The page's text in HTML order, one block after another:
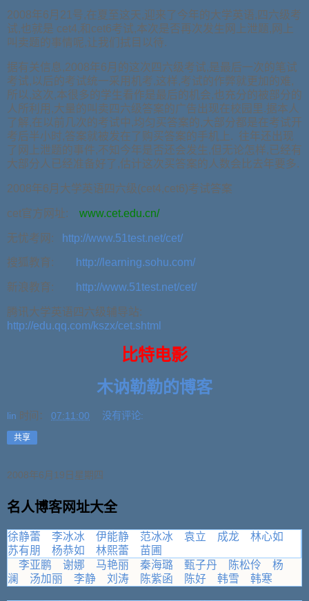
2008年6月21号,在夏至这天,迎来了今年的大学英语,四六级考
试,也就是 cet4,和cet6考试,本次是否再次发生网上泄题,网上
叫卖题的事情呢,让我们拭目以待.
据有关信息,2008年6月的这次四六级考试,是最后一次的笔试
考试,以后的考试统一采用机考,这样,考试的作弊就更加的难,
所以,这次,本很多的学生看作是最后的机会,也充分的被部分的
人所利用,大量的叫卖四六级答案的广告出现在校园里.据本人
了解,在以前几次的考试中,均匀买答案的,大部分都是在考试开
考后半小时,答案就被发在了购买答案的手机上. 往年还出现
了网上泄题的事件,不知今年是否还会发生,但无论怎样,已经有
大部分人已经准备好了,估计这次买答案的人数会比去年要多.
2008年6月大学英语四六级(cet4,cet6)考试答案
cet官方网址: www.cet.edu.cn/
无忧考网: http://www.51test.net/cet/
搜狐教育: http://learning.sohu.com/
新浪教育: http://www.51test.net/cet/
腾讯大学英语四六级辅导站:
http://edu.qq.com/kszx/cet.shtml
比特电影
木讷勒勒的博客
lin 时间： 07:11:00 没有评论:
共享
2008年6月19日星期四
名人博客网址大全
徐静蕾 李冰冰 伊能静 范冰冰 袁立 成龙 林心如
苏有朋
杨恭如 林熙蕾
苗圃
李亚鹏
谢娜 马艳丽 秦海璐 甄子丹 陈松伶
杨
澜
汤加丽 李静 刘涛 陈紫函 陈好 韩雪 韩寒